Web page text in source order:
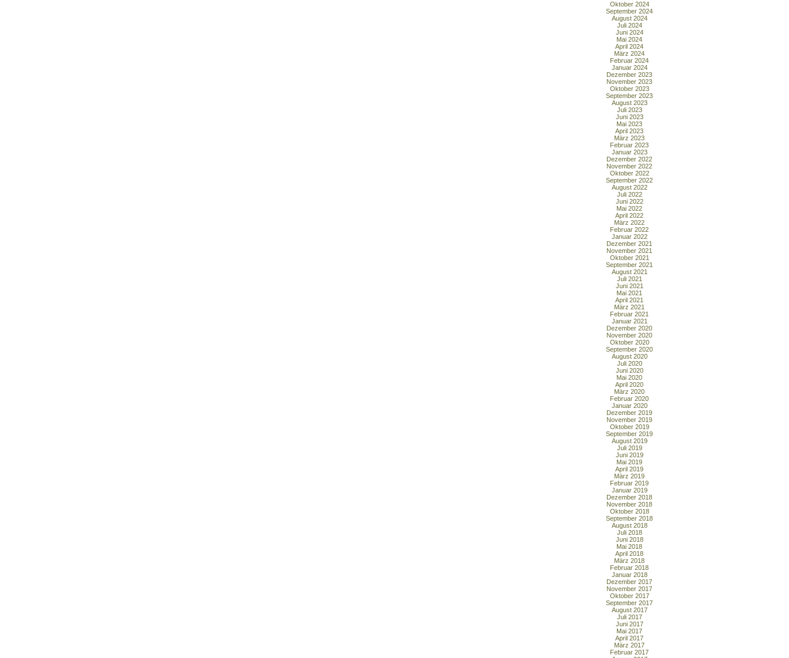
Oktober 2024
September 2024
August 2024
Juli 2024
Juni 2024
Mai 2024
April 2024
März 2024
Februar 2024
Januar 2024
Dezember 2023
November 2023
Oktober 2023
September 2023
August 2023
Juli 2023
Juni 2023
Mai 2023
April 2023
März 2023
Februar 2023
Januar 2023
Dezember 2022
November 2022
Oktober 2022
September 2022
August 2022
Juli 2022
Juni 2022
Mai 2022
April 2022
März 2022
Februar 2022
Januar 2022
Dezember 2021
November 2021
Oktober 2021
September 2021
August 2021
Juli 2021
Juni 2021
Mai 2021
April 2021
März 2021
Februar 2021
Januar 2021
Dezember 2020
November 2020
Oktober 2020
September 2020
August 2020
Juli 2020
Juni 2020
Mai 2020
April 2020
März 2020
Februar 2020
Januar 2020
Dezember 2019
November 2019
Oktober 2019
September 2019
August 2019
Juli 2019
Juni 2019
Mai 2019
April 2019
März 2019
Februar 2019
Januar 2019
Dezember 2018
November 2018
Oktober 2018
September 2018
August 2018
Juli 2018
Juni 2018
Mai 2018
April 2018
März 2018
Februar 2018
Januar 2018
Dezember 2017
November 2017
Oktober 2017
September 2017
August 2017
Juli 2017
Juni 2017
Mai 2017
April 2017
März 2017
Februar 2017